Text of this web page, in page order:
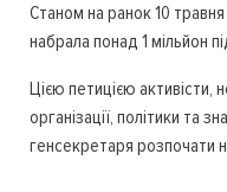
Станом на ранок 10
набрала понад 1 мільйон
Цією петицією активісти,
організації, політики та
генсекретаря розпочати